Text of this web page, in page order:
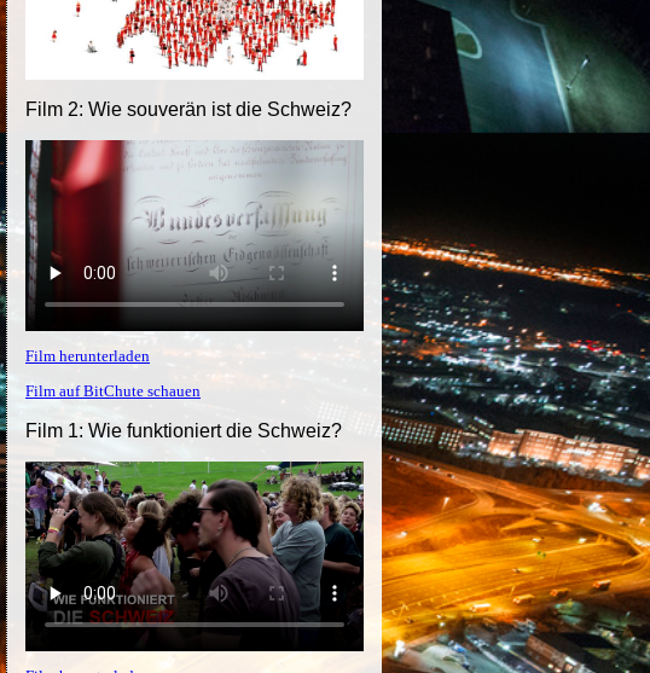
Film 2: Wie souverän ist die Schweiz?
Film herunterladen
Film auf BitChute schauen
Film 1: Wie funktioniert die Schweiz?